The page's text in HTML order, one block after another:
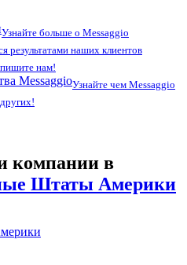
Узнайте больше о Messaggio
результатами наших клиентов
нам!
MessaggioУзнайте чем Messaggio
компании в
Штаты Америки